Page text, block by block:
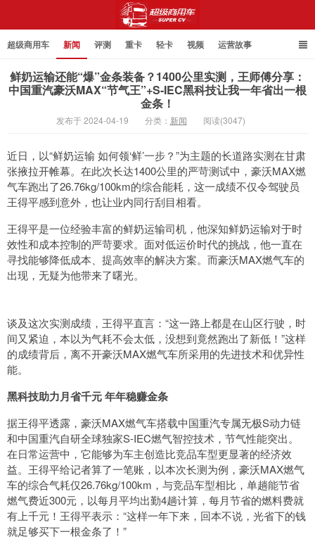
超级商用车
超级商用车 新闻 评测 重卡 轻卡 视频 运营故事
鲜奶运输还能“爆”金条装备？1400公里实测，王师傅分享：
中国重汽豪沃MAX“节气王”+S-IEC黑科技让我一年省出一根
金条！
发布于 2024-04-19 分类： 新闻 阅读(3047)
近日，以“鲜奶运输 如何领‘鲜’一步？”为主题的长道路实测在甘肃
张掖拉开帷幕。在此次长达1400公里的严苛测试中，豪沃MAX燃
气车跑出了26.76kg/100km的综合能耗，这一成绩不仅令驾驶员
王得平感到意外，也让业内同行刮目相看。
王得平是一位经验丰富的鲜奶运输司机，他深知鲜奶运输对于时
效性和成本控制的严苛要求。面对低运价时代的挑战，他一直在
寻找能够降低成本、提高效率的解决方案。而豪沃MAX燃气车的
出现，无疑为他带来了曙光。
谈及这次实测成绩，王得平直言：“这一路上都是在山区行驶，时
间又紧迫，本以为气耗不会太低，没想到竟然跑出了新低！”这样
的成绩背后，离不开豪沃MAX燃气车所采用的先进技术和优异性
能。
黑科技助力月省千元 年年稳赚金条
据王得平透露，豪沃MAX燃气车搭载中国重汽专属无极S动力链
和中国重汽自研全球独家S-IEC燃气智控技术，节气性能突出。
在日常运营中，它能够为车主创造比竞品车型更显著的经济效
益。王得平给记者算了一笔账，以本次长测为例，豪沃MAX燃气
车的综合气耗仅26.76kg/100km，与竞品车型相比，单趟能节省
燃气费近300元，以每月平均出勤4趟计算，每月节省的燃料费就
有上千元！王得平表示：“这样一年下来，回本不说，光省下的钱
就足够买下一根金条了！”